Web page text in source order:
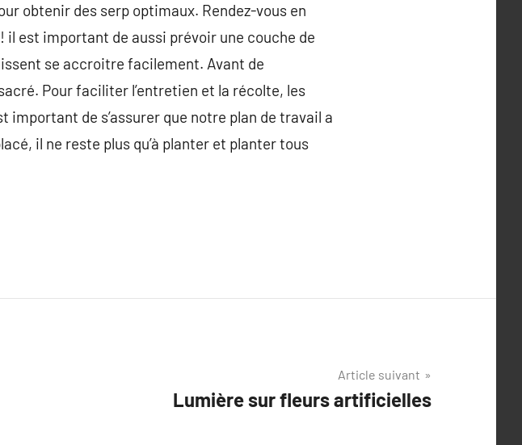
obtenir des serp optimaux. Rendez-vous en
est important de aussi prévoir une couche de
se accroitre facilement. Avant de
Pour faciliter l’entretien et la récolte, les
de s’assurer que notre plan de travail a
il ne reste plus qu’à planter et planter tous
Article suivant
Lumière sur fleurs artificielles